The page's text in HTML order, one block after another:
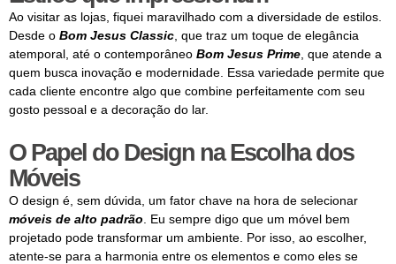
Ao visitar as lojas, fiquei maravilhado com a diversidade de estilos.
Desde o Bom Jesus Classic , que traz um toque de elegância
atemporal, até o contemporâneo Bom Jesus Prime , que atende a
quem busca inovação e modernidade. Essa variedade permite que
cada cliente encontre algo que combine perfeitamente com seu
gosto pessoal e a decoração do lar.
O Papel do Design na Escolha dos
Móveis
O design é, sem dúvida, um fator chave na hora de selecionar
móveis de alto padrão . Eu sempre digo que um móvel bem
projetado pode transformar um ambiente. Por isso, ao escolher,
atente-se para a harmonia entre os elementos e como eles se